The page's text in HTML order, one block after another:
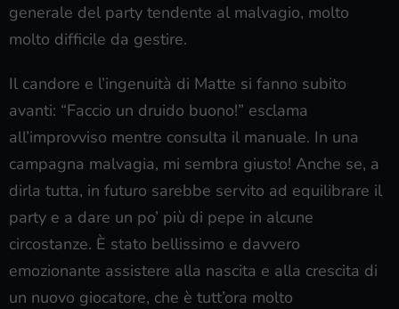
generale del party tendente al malvagio, molto
molto difficile da gestire.
Il candore e l’ingenuità di Matte si fanno subito
avanti: “Faccio un druido buono!” esclama
all’improvviso mentre consulta il manuale. In una
campagna malvagia, mi sembra giusto! Anche se, a
dirla tutta, in futuro sarebbe servito ad equilibrare il
party e a dare un po’ più di pepe in alcune
circostanze. È stato bellissimo e davvero
emozionante assistere alla nascita e alla crescita di
un nuovo giocatore, che è tutt’ora molto